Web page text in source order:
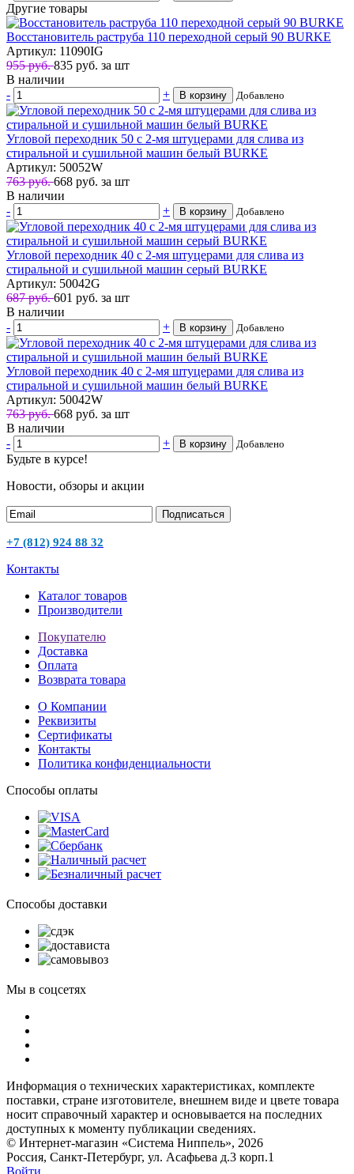
Другие товары
Восстановитель раструба 110 переходной серый 90 BURKE
Артикул: 11090IG
955 руб.835 руб. за шт
В наличии
-
+ В корзину Добавлено
Угловой переходник 50 с 2-мя штуцерами для слива из
стиральной и сушильной машин белый BURKE
Артикул: 50052W
763 руб.668 руб. за шт
В наличии
-
+ В корзину Добавлено
Угловой переходник 40 с 2-мя штуцерами для слива из
стиральной и сушильной машин серый BURKE
Артикул: 50042G
687 руб.601 руб. за шт
В наличии
-
+ В корзину Добавлено
Угловой переходник 40 с 2-мя штуцерами для слива из
стиральной и сушильной машин белый BURKE
Артикул: 50042W
763 руб.668 руб. за шт
В наличии
-
+ В корзину Добавлено
Будьте в курсе!
Новости, обзоры и акции
Подписаться
+7 (812) 924 88 32
Контакты
Каталог товаров
Производители
Покупателю
Доставка
Оплата
Возврата товара
О Компании
Реквизиты
Сертификаты
Контакты
Политика конфиденциальности
Способы оплаты
Способы доставки
Мы в соцсетях
Информация о технических характеристиках, комплекте
поставки, стране изготовителе, внешнем виде и цвете товара
носит справочный характер и основывается на последних
доступных к моменту публикации сведениях.
© Интернет-магазин «Система Ниппель», 2026
Россия, Санкт-Петербург, ул. Асафьева д.3 корп.1
Войти